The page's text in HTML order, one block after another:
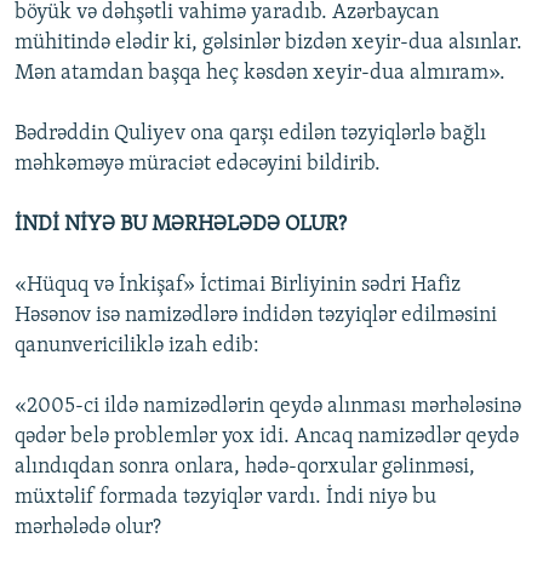
böyük və dəhşətli vahimə yaradıb. Azərbaycan
mühitində elədir ki, gəlsinlər bizdən xeyir-dua alsınlar.
Mən atamdan başqa heç kəsdən xeyir-dua almıram».
Bədrəddin Quliyev ona qarşı edilən təzyiqlərlə bağlı
məhkəməyə müraciət edəcəyini bildirib.
İNDİ NİYƏ BU MƏRHƏLƏDƏ OLUR?
«Hüquq və İnkişaf» İctimai Birliyinin sədri Hafiz
Həsənov isə namizədlərə indidən təzyiqlər edilməsini
qanunvericiliklə izah edib:
«2005-ci ildə namizədlərin qeydə alınması mərhələsinə
qədər belə problemlər yox idi. Ancaq namizədlər qeydə
alındıqdan sonra onlara, hədə-qorxular gəlinməsi,
müxtəlif formada təzyiqlər vardı. İndi niyə bu
mərhələdə olur?